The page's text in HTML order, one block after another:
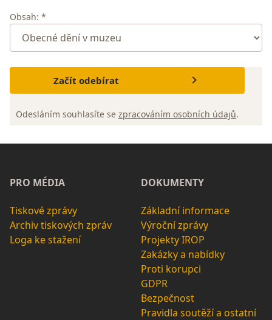
Obsah: *
Začít odebírat
Odesláním souhlasíte se zpracováním osobních údajů.
PRO MÉDIA
Tiskové zprávy
Archiv tiskových zpráv
Loga ke stažení
DOKUMENTY
Základní informace
Výroční zprávy
Projekty IROP
Zakázky a nabídky
Proti korupci
GDPR
Bezpečnost
Pravidla soutěží a ostatní